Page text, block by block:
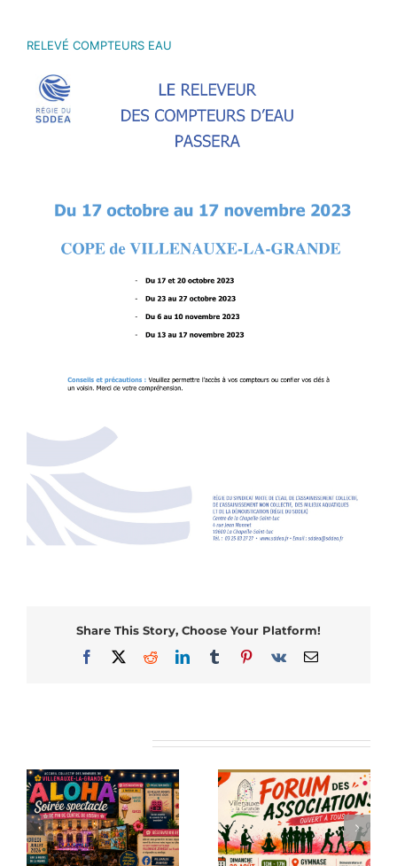
RELEVÉ COMPTEURS EAU
Share This Story, Choose Your Platform!
Facebook
X RedditLinkedInTumblrPinterest
Vk Email